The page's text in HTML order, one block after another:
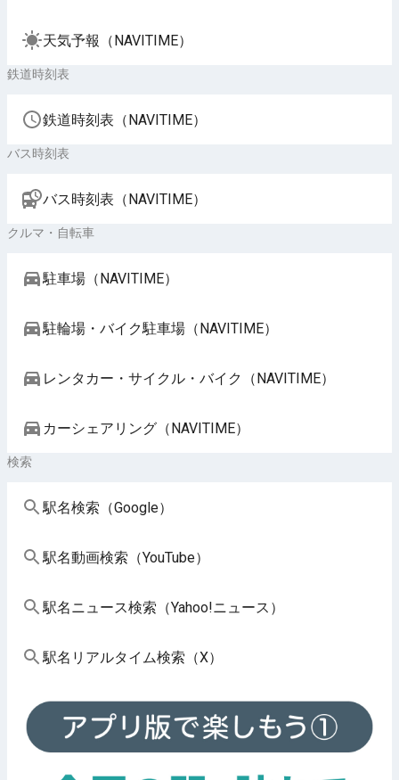
天気予報（NAVITIME）
鉄道時刻表
鉄道時刻表（NAVITIME）
バス時刻表
バス時刻表（NAVITIME）
クルマ・自転車
駐車場（NAVITIME）
駐輪場・バイク駐車場（NAVITIME）
レンタカー・サイクル・バイク（NAVITIME）
カーシェアリング（NAVITIME）
検索
駅名検索（Google）
駅名動画検索（YouTube）
駅名ニュース検索（Yahoo!ニュース）
駅名リアルタイム検索（X）